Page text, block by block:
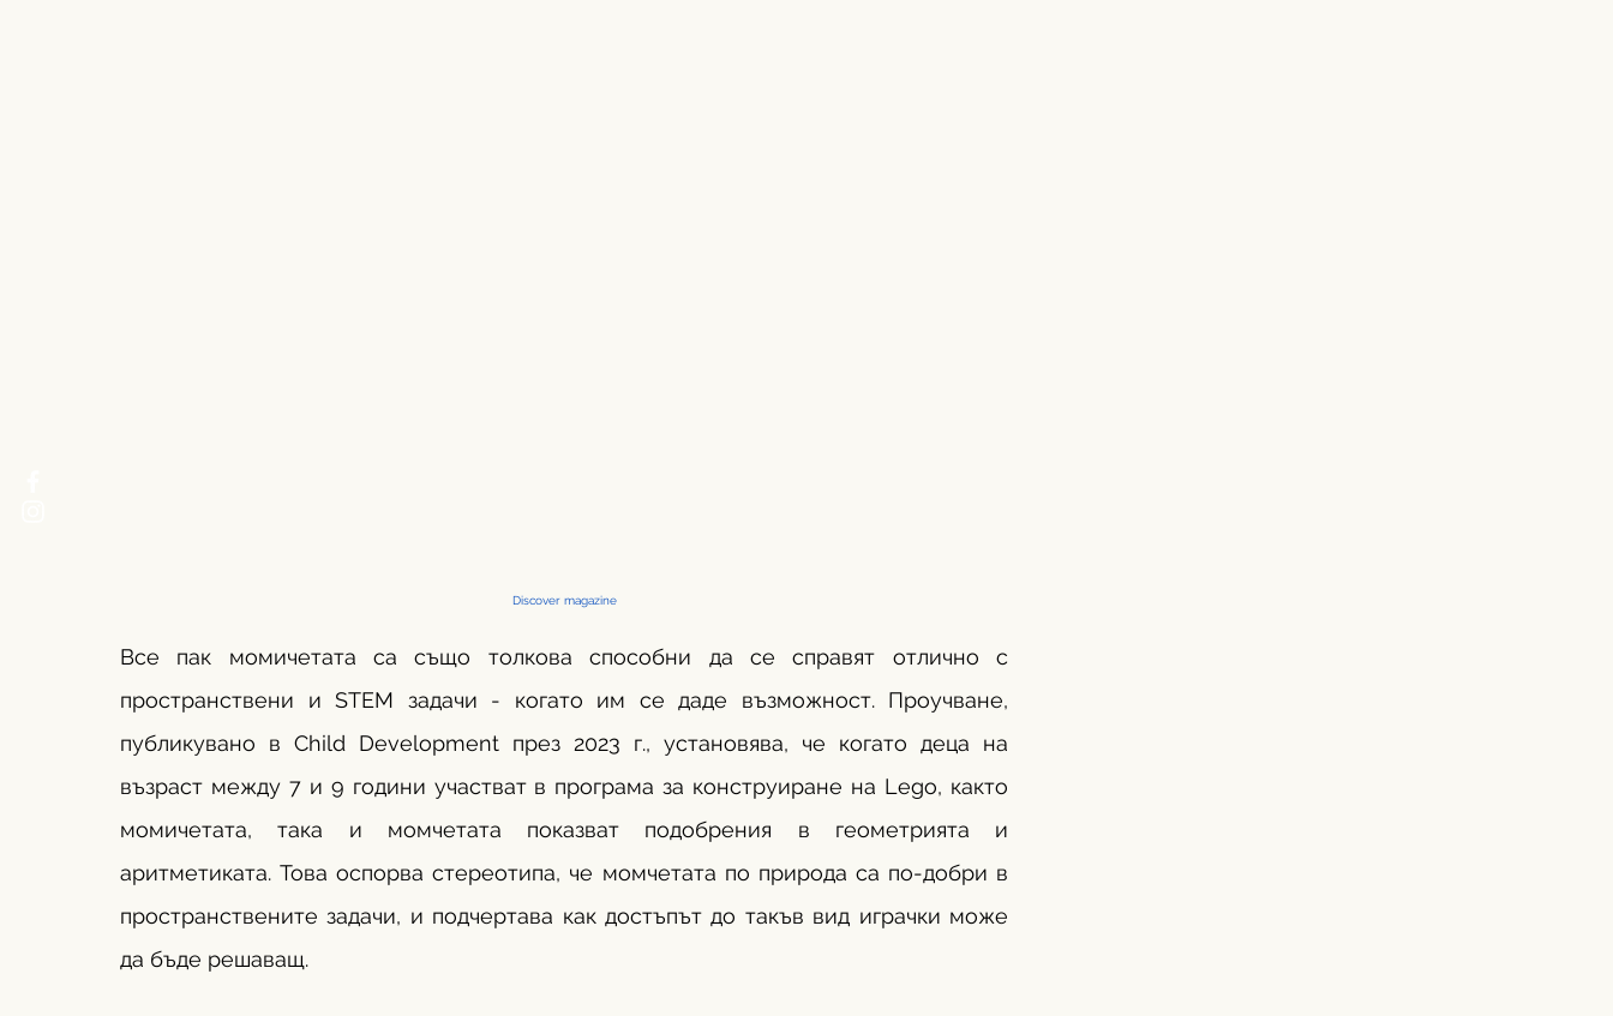
Discover magazine
Все пак момичетата са също толкова способни да се справят отлично с
пространствени и STEM задачи - когато им се даде възможност. Проучване,
публикувано в Child Development през 2023 г., установява, че когато деца на
възраст между 7 и 9 години участват в програма за конструиране на Lego, както
момичетата, така и момчетата показват подобрения в геометрията и
аритметиката. Това оспорва стереотипа, че момчетата по природа са по-добри в
пространствените задачи, и подчертава как достъпът до такъв вид играчки може
да бъде решаващ.